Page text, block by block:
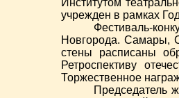
Институтом
учрежден в рамках
Фестиваль-
Новгорода. Самары,
стены расписаны
Ретроспективу
Торжественное
Председатель